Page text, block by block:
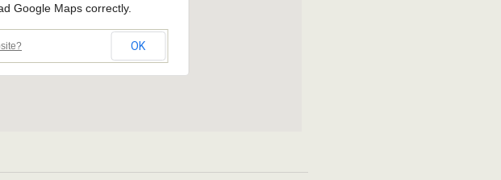
Google Maps correctly.
OK